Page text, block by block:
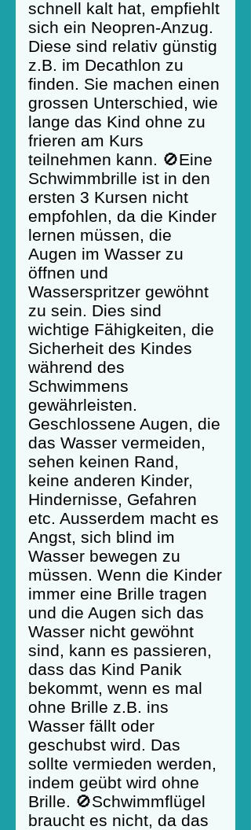
schnell kalt hat, empfiehlt
sich ein Neopren-Anzug.
Diese sind relativ günstig
z.B. im Decathlon zu
finden. Sie machen einen
grossen Unterschied, wie
lange das Kind ohne zu
frieren am Kurs
teilnehmen kann. 🚫Eine
Schwimmbrille ist in den
ersten 3 Kursen nicht
empfohlen, da die Kinder
lernen müssen, die
Augen im Wasser zu
öffnen und
Wasserspritzer gewöhnt
zu sein. Dies sind
wichtige Fähigkeiten, die
Sicherheit des Kindes
während des
Schwimmens
gewährleisten.
Geschlossene Augen, die
das Wasser vermeiden,
sehen keinen Rand,
keine anderen Kinder,
Hindernisse, Gefahren
etc. Ausserdem macht es
Angst, sich blind im
Wasser bewegen zu
müssen. Wenn die Kinder
immer eine Brille tragen
und die Augen sich das
Wasser nicht gewöhnt
sind, kann es passieren,
dass das Kind Panik
bekommt, wenn es mal
ohne Brille z.B. ins
Wasser fällt oder
geschubst wird. Das
sollte vermieden werden,
indem geübt wird ohne
Brille. 🚫Schwimmflügel
braucht es nicht, da das